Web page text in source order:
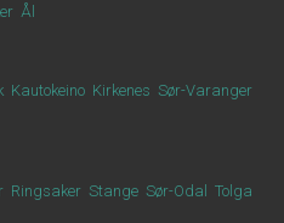
Ål
Kautokeino Kirkenes Sør-Varanger
Ringsaker Stange Sør-Odal
Tolga